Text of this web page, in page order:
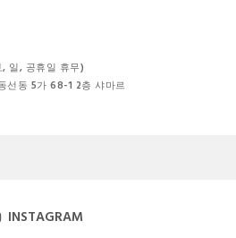
일, 공휴일 휴무)
선동 5가 68-1 2층 샤마르
INSTAGRAM